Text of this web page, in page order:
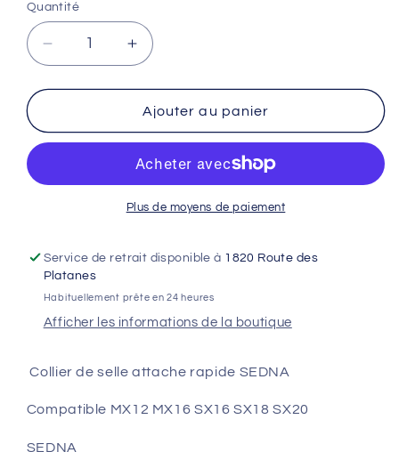
Quantité
Réduire
la
quantité
Collier
de
attache
Augmenter
la
quantité
de
Collier
selle
attache
rapide
Ajouter au panier
Plus de moyens de paiement
Service de retrait disponible à 1820 Route des
Platanes
Habituellement prête en 24 heures
Afficher les informations de la boutique
Collier de selle attache rapide SEDNA
Compatible MX12 MX16 SX16 SX18 SX20
SEDNA